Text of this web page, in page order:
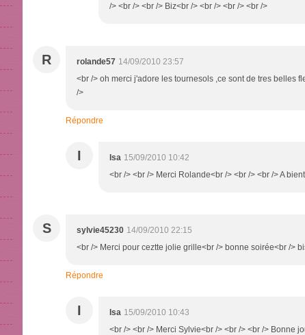
/> <br /> <br /> Biz<br /> <br /> <br /> <br />
R rolande57 14/09/2010 23:57
<br /> oh merci j'adore les tournesols ,ce sont de tres belles
/>
Répondre
I Isa 15/09/2010 10:42
<br /> <br /> Merci Rolande<br /> <br /> <br /> A
S sylvie45230 14/09/2010 22:15
<br /> Merci pour ceztte jolie grille<br /> bonne soirée<br />
Répondre
I Isa 15/09/2010 10:43
<br /> <br /> Merci Sylvie<br /> <br /> <br /> Bonne